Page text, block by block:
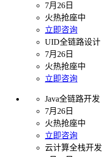
7月26日
火热抢座中
立即咨询
UID全链路设计
7月26日
火热抢座中
立即咨询
Java全链路开发
7月26日
火热抢座中
立即咨询
云计算全栈开发